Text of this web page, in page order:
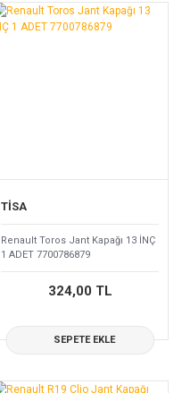
TİSA
Renault Toros Jant Kapağı 13 İNÇ
1 ADET 7700786879
324,00 TL
SEPETE EKLE